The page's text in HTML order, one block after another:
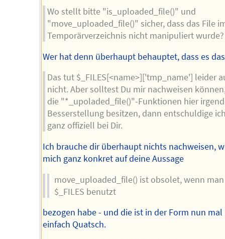
Wo stellt bitte "is_uploaded_file()" und
"move_uploaded_file()" sicher, dass das File
Temporärverzeichnis nicht manipuliert wurde?
Wer hat denn überhaupt behauptet, dass es
Das tut $_FILES[<name>]['tmp_name'] leider
nicht. Aber solltest Du mir nachweisen
die "*_upoladed_file()"-Funktionen hier
Besserstellung besitzen, dann entschuldige
ganz offiziell bei Dir.
Ich brauche dir überhaupt nichts nachweisen,
mich ganz konkret auf deine Aussage
move_uploaded_file() ist obsolet, wenn man
$_FILES benutzt
bezogen habe - und die ist in der Form nun mal
einfach Quatsch.